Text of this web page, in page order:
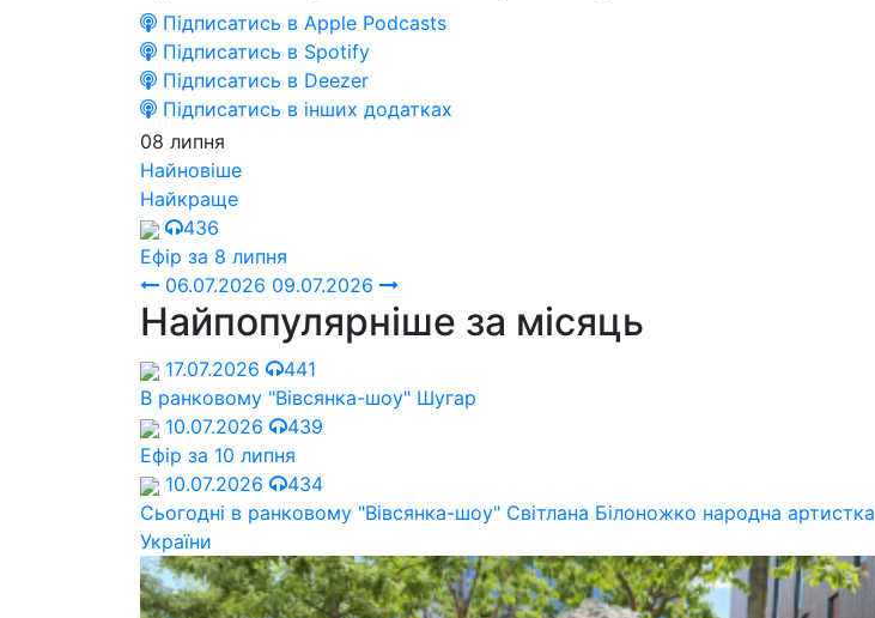
Підписатись в Apple Podcasts
Підписатись в Spotify
Підписатись в Deezer
Підписатись в інших додатках
08 липня
Найновіше
Найкраще
436
Ефір за 8 липня
06.07.2026 09.07.2026
Найпопулярніше за місяць
17.07.2026
441
В ранковому "Вівсянка-шоу" Шугар
10.07.2026
439
Ефір за 10 липня
10.07.2026
434
Сьогодні в ранковому "Вівсянка-шоу" Cвітлана Білоножко народна артистка
України